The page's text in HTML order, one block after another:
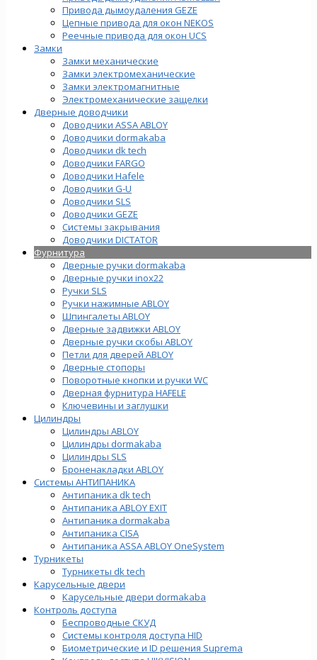
Привода дымоудаления GEZE
Цепные привода для окон NEKOS
Реечные привода для окон UСS
Замки
Замки механические
Замки электромеханические
Замки электромагнитные
Электромеханические защелки
Дверные доводчики
Доводчики ASSA ABLOY
Доводчики dormakaba
Доводчики dk tech
Доводчики FARGO
Доводчики Hafele
Доводчики G-U
Доводчики SLS
Доводчики GEZE
Cистемы закрывания
Доводчики DICTATOR
Фурнитура
Дверные ручки dormakaba
Дверные ручки inox22
Ручки SLS
Ручки нажимные ABLOY
Шпингалеты ABLOY
Дверные задвижки ABLOY
Дверные ручки скобы ABLOY
Петли для дверей ABLOY
Дверные стопоры
Поворотные кнопки и ручки WC
Дверная фурнитура HAFELE
Ключевины и заглушки
Цилиндры
Цилиндры ABLOY
Цилиндры dormakaba
Цилиндры SLS
Броненакладки ABLOY
Системы АНТИПАНИКА
Антипаника dk tech
Антипаника ABLOY EXIT
Антипаника dormakaba
Антипаника СISA
Антипаника ASSA ABLOY OneSystem
Турникеты
Турникеты dk tech
Карусельные двери
Карусельные двери dormakaba
Контроль доступа
Беспроводные СКУД
Системы контроля доступа HID
Биометрические и ID решения Suprema